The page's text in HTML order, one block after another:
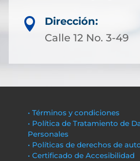

Dirección:
Calle 12 No. 3-49
• Términos y condiciones
• Política de Tratamiento de
Personales
• Políticas de derechos de
• Certificado de Accesibilidad